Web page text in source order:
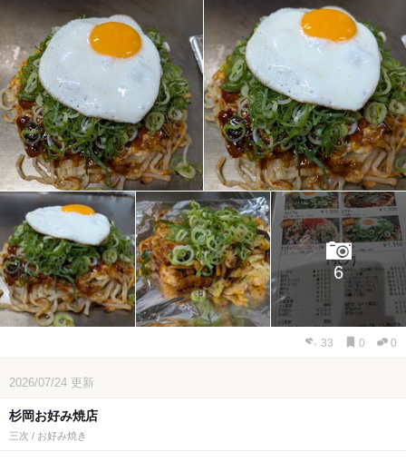
6
33 0 0
2026/07/24 更新
杉岡お好み焼店
三次 / お好み焼き